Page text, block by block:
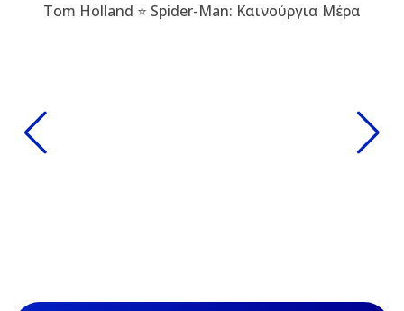
Tom Holland ⭐ Spider-Man: Καινούργια Μέρα